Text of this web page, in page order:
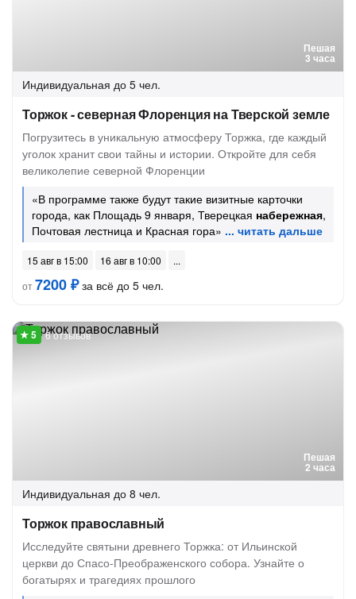
Пешая
3 часа
Индивидуальная до 5 чел.
Торжок - северная Флоренция на Тверской земле
Погрузитесь в уникальную атмосферу Торжка, где каждый
уголок хранит свои тайны и истории. Откройте для себя
великолепие северной Флоренции
«В программе также будут такие визитные карточки
города, как Площадь 9 января, Тверецкая набережная,
Почтовая лестница и Красная гора»
15 авг в 15:00
16 авг в 10:00
от7200 ₽за всё до 5 чел.
Пешая
2 часа
6 отзывов
Индивидуальная до 8 чел.
Торжок православный
Исследуйте святыни древнего Торжка: от Ильинской
церкви до Спасо-Преображенского собора. Узнайте о
богатырях и трагедиях прошлого